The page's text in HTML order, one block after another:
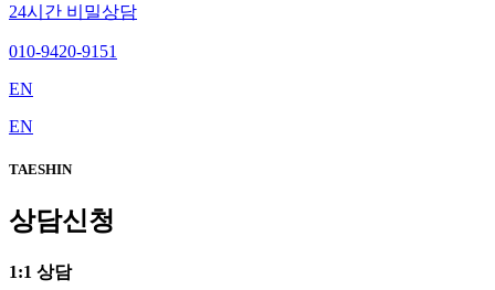
24시간 비밀상담
010-9420-9151
EN
EN
TAESHIN
상담신청
1:1 상담